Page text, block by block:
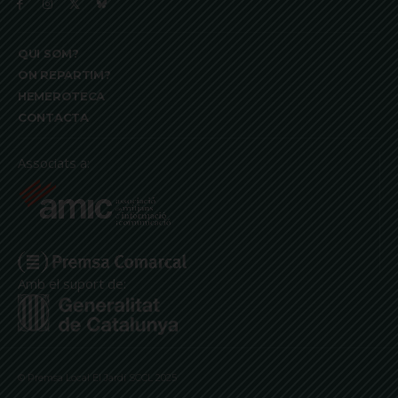
QUI SOM?
ON REPARTIM?
HEMEROTECA
CONTACTA
Associats a:
Amb el suport de:
© Premsa Local El Jardí SCCL 2025